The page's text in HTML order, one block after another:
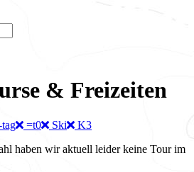
& Freizeiten
=t0 Ski
K3
haben wir aktuell leider keine Tour im